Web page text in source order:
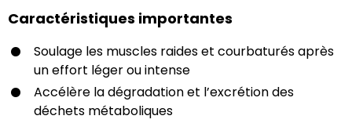
Caractéristiques importantes
Soulage les muscles raides et courbaturés après
un effort léger ou intense
Accélère la dégradation et l’excrétion des
déchets métaboliques